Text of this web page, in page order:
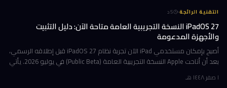
التقنية الرائجة·
5د
iPadOS 27 النسخة التجريبية العامة متاحة الآن: دليل التثبيت
والأجهزة المدعومة
أصبح بإمكان مستخدمي iPad الآن تجربة نظام iPadOS 27 قبل إطلاقه الرسمي،
بعد أن أتاحت Apple النسخة التجريبية العامة (Public Beta) في يوليو 2026. يأتي
١ صفر ١٤٤٨ هـ